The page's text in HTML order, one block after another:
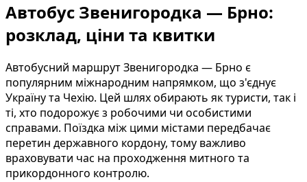
Автобус Звенигородка — Брно:
розклад, ціни та квитки
Автобусний маршрут Звенигородка — Брно є
популярним міжнародним напрямком, що з'єднує
Україну та Чехію. Цей шлях обирають як туристи, так і
ті, хто подорожує з робочими чи особистими
справами. Поїздка між цими містами передбачає
перетин державного кордону, тому важливо
враховувати час на проходження митного та
прикордонного контролю.